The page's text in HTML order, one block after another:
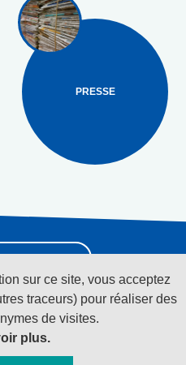
sur ce site, vous acceptez
traceurs) pour réaliser des
de visites.
plus.
PRESSE
réseaux sociaux
cliquez ici